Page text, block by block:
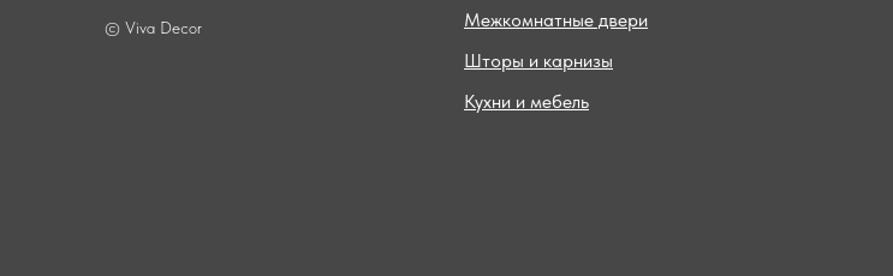
© Viva Decor
Межкомнатные двери
Шторы и карнизы
Кухни и мебель